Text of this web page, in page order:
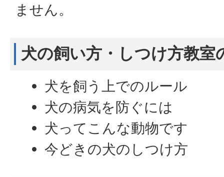
ません。
犬の飼い方・しつけ方教室
犬を飼う上でのルール
犬の病気を防ぐには
犬ってこんな動物です
今どきの犬のしつけ方